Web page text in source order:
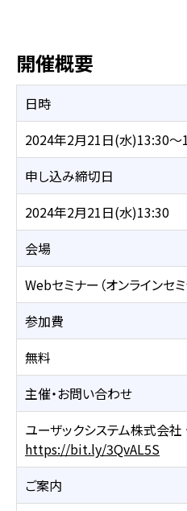
開催概要
日時
2024年2月21日(水)13:30～
申し込み締切日
2024年2月21日(水)13:30
会場
Webセミナー（オンラインセミ
参加費
無料
主催・お問い合わせ
ユーザックシステム株式会
https://bit.ly/3QvAL5S
ご案内